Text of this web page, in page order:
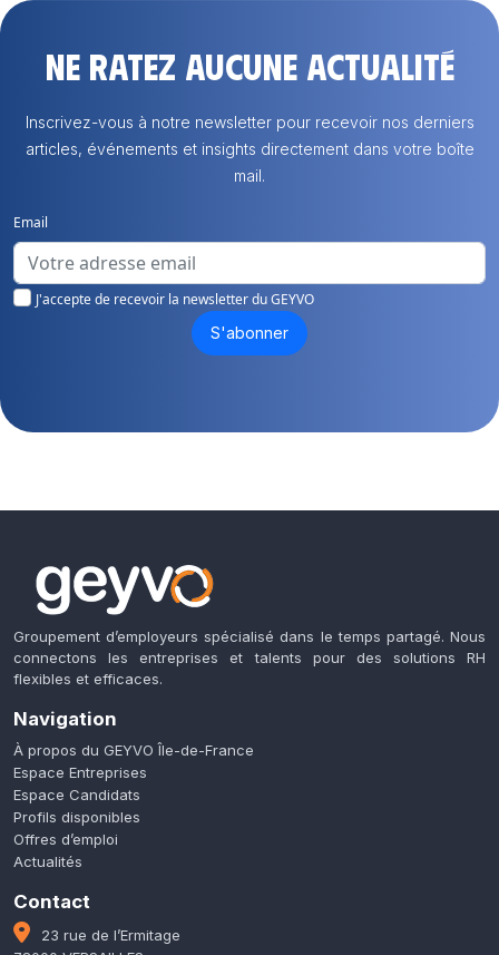
Ne ratez aucune actualité
Inscrivez-vous à notre newsletter pour recevoir nos derniers
articles, événements et insights directement dans votre boîte
mail.
Email
J'accepte de recevoir la newsletter du GEYVO
S'abonner
Groupement d’employeurs spécialisé dans le temps partagé. Nous
connectons les entreprises et talents pour des solutions RH
flexibles et efficaces.
Navigation
À propos du GEYVO Île-de-France
Espace Entreprises
Espace Candidats
Profils disponibles
Offres d’emploi
Actualités
Contact
23 rue de l’Ermitage